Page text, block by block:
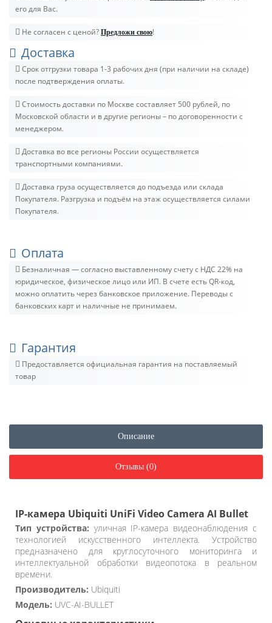
его для Вас.
Не согласен с ценой? Предложи свою!
Доставка
Срок отгрузки товара 1-3 рабочих дня (при наличии на складе)
после подтверждения оплаты.
Стоимость доставки по Москве составляет 500 рублей, по
Московской области и в другие регионы – по договоренности с
менеджером.
Доставка во все регионы России осуществляется
транспортными компаниями.
Доставка груза осуществляется до подъезда или склада
Покупателя. Разгрузка и подъём на этаж осуществляется силами
Покупателя.
Оплата
Безналичная — согласно выставленному счету c НДС 22% на
юридическое, физическое лицо или ИП. В счете есть QR-код,
можно оплатить через банковское приложение. Переводы с
банковских карт и наличные не принимаем.
Гарантия
Предоставляется официальная гарантия на поставляемый
товар
Описание
Отзывы (0)
IP-камера Ubiquiti UniFi Video Camera AI Bullet
Тип устройства: уличная IP-камера видеонаблюдения с
технологией искусственного интеллекта. Устройство
предназначено для круглосуточного мониторинга и
интеллектуальной обработки видеопотока в реальном
времени.
Производитель: Ubiquiti
Модель: UVC-AI-BULLET